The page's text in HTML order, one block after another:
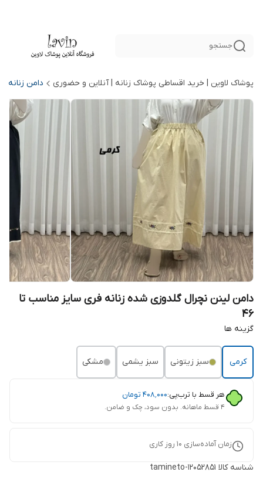
جستجو
پوشاک لاوین | خرید اقساطی پوشاک زنانه | آنلاین و حضوری دامن زنانه
دامن لینن نچرال گلدوزی شده زنانه فری سایز مناسب تا
46
گزینه ها
کرمی سبز زیتونی سبز یشمی مشکی
هر قسط با ترب‌پی:۴۰۸٬۰۰۰ تومان
۴ قسط ماهانه. بدون سود، چک و ضامن.
زمان آماده‌سازی 10 روز کاری
شناسه کالا tamineto-12052851